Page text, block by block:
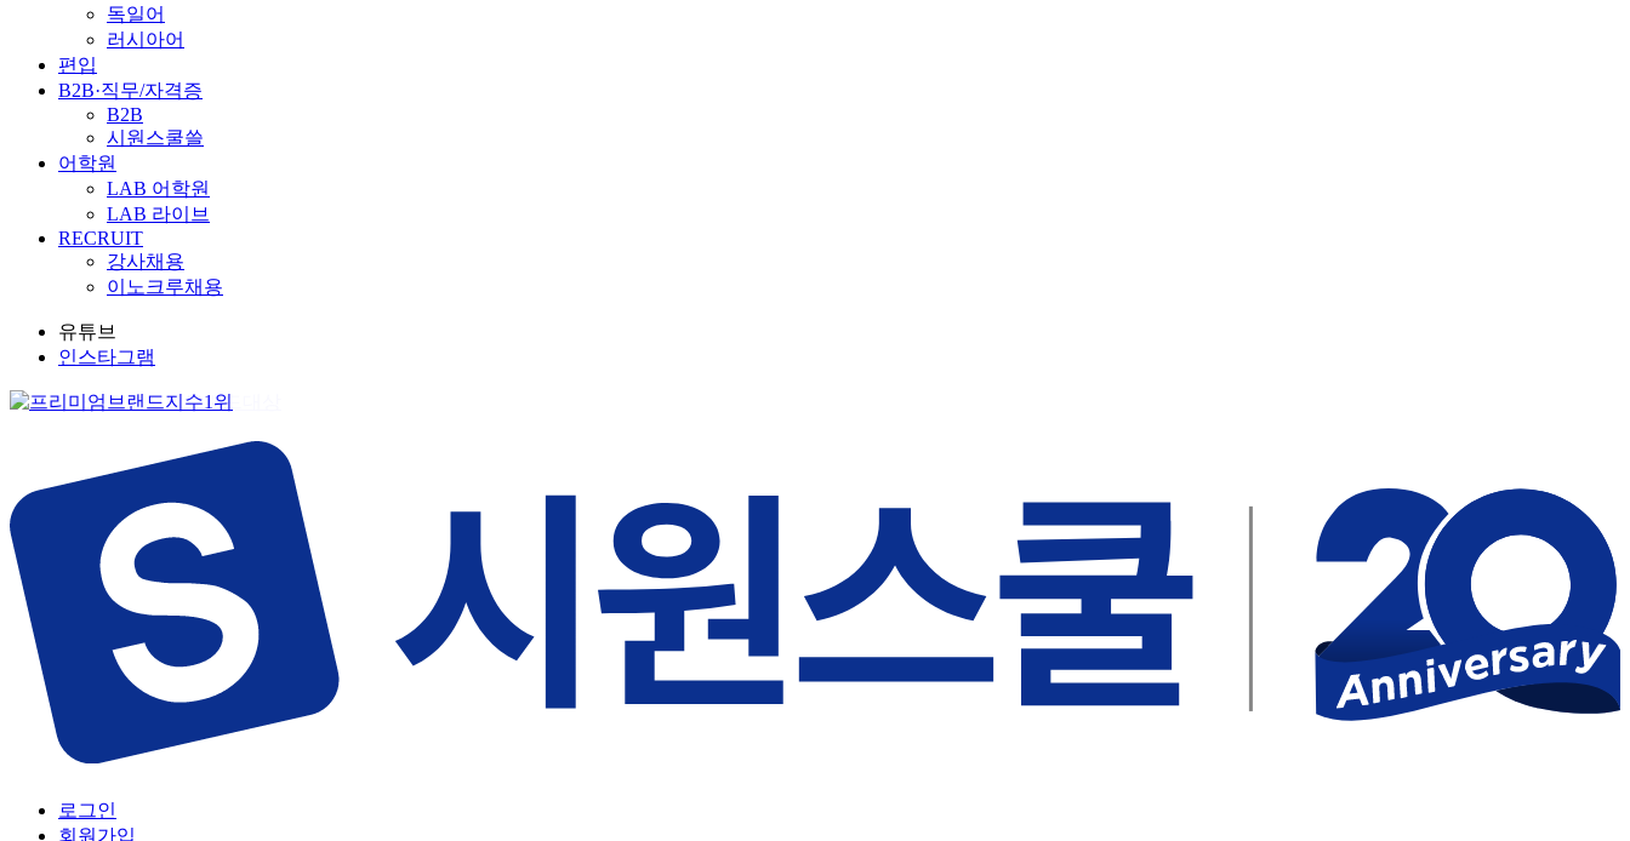
독일어
러시아어
편입
B2B·직무/자격증
B2B
시원스쿨쓸
어학원
LAB 어학원
LAB 라이브
RECRUIT
강사채용
이노크루채용
유튜브
인스타그램
로그인
회원가입